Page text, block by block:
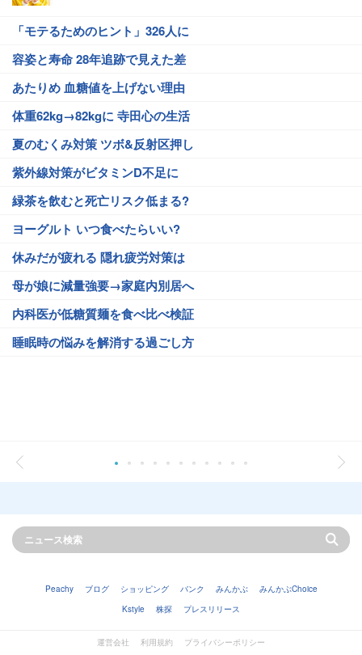
「モテるためのヒント」326人に
容姿と寿命 28年追跡で見えた差
あたりめ 血糖値を上げない理由
体重62kg→82kgに 寺田心の生活
夏のむくみ対策 ツボ&反射区押し
紫外線対策がビタミンD不足に
緑茶を飲むと死亡リスク低まる?
ヨーグルト いつ食べたらいい?
休みだが疲れる 隠れ疲労対策は
母が娘に減量強要→家庭内別居へ
内科医が低糖質麺を食べ比べ検証
睡眠時の悩みを解消する過ごし方
Peachy ブログ ショッピング バンク みんかぶ
みんかぶChoice
Kstyle
株探 プレスリリース
運営会社 利用規約 プライバシーポリシー